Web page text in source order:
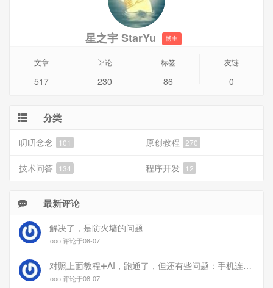
星之宇 StarYu 博主
文章
517
评论
230
标签
86
友链
0
分类
叨叨念念 101 原创教程 270
技术问答 134 程序开发 12
最新评论
解决了，是防火墙的问题
ooo 评论于08-07
对照上面教程➕AI，跑通了，但还有些问题：手机连上vpn后，部分家里内网的服务能访问（内网的Debian服务器可以），部分不能(routeros网页），不知道问题出在哪
ooo 评论于08-07